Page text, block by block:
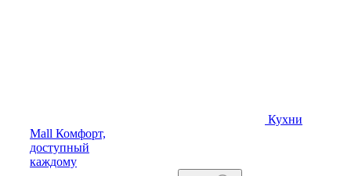
Кухни
Mall Комфорт,
доступный
каждому